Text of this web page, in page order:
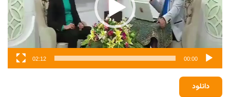
00:00
02:12
دانلود